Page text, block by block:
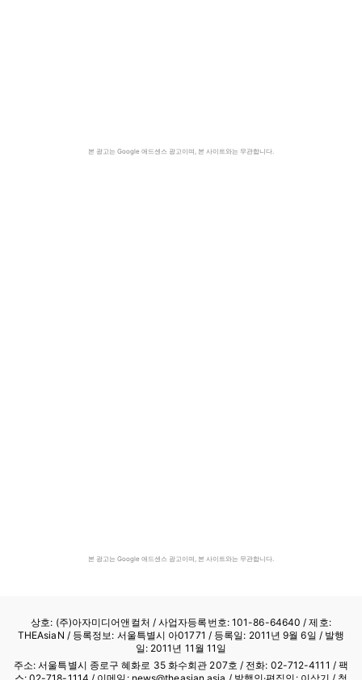
본 광고는 Google 애드센스 광고이며, 본 사이트와는 무관합니다.
본 광고는 Google 애드센스 광고이며, 본 사이트와는 무관합니다.
상호: (주)아자미디어앤컬처 /사업자등록번호: 101-86-64640 / 제호:
THEAsiaN / 등록정보: 서울특별시 아01771 / 등록일: 2011년 9월 6일 / 발행
일: 2011년 11월 11일
주소: 서울특별시 종로구 혜화로 35 화수회관 207호 / 전화: 02-712-4111 / 팩